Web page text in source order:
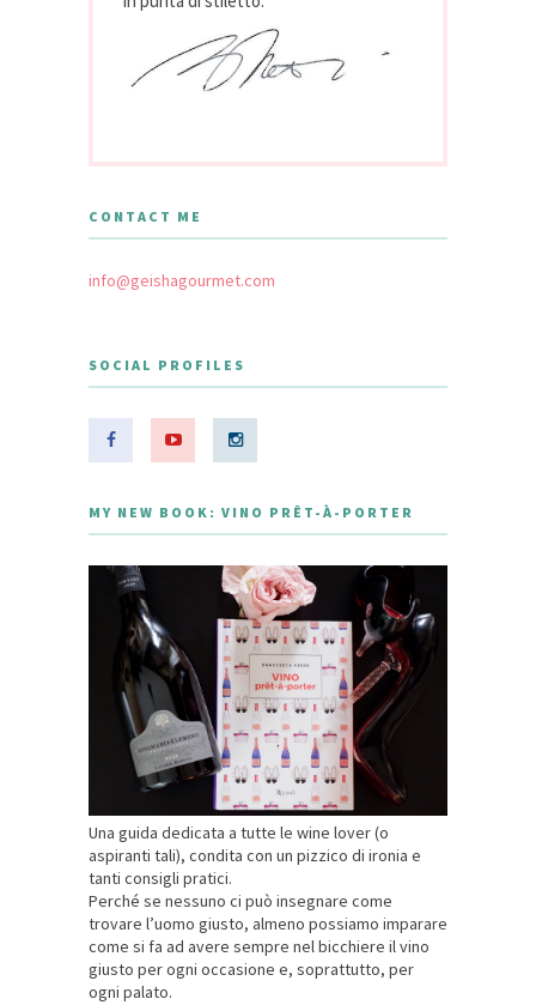
CONTACT ME
info@geishagourmet.com
SOCIAL PROFILES
MY NEW BOOK: VINO PRÊT-À-PORTER
Una guida dedicata a tutte le wine lover (o
aspiranti tali), condita con un pizzico di ironia e
tanti consigli pratici.
Perché se nessuno ci può insegnare come
trovare l’uomo giusto, almeno possiamo imparare
come si fa ad avere sempre nel bicchiere il vino
giusto per ogni occasione e, soprattutto, per
ogni palato.